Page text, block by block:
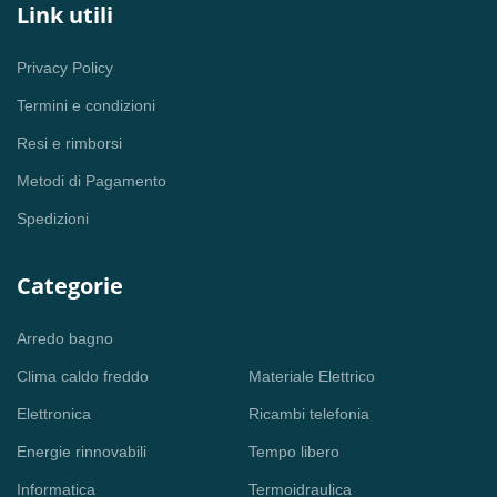
Link utili
Privacy Policy
Termini e condizioni
Resi e rimborsi
Metodi di Pagamento
Spedizioni
Categorie
Arredo bagno
Clima caldo freddo
Elettronica
Energie rinnovabili
Informatica
Materiale Elettrico
Ricambi telefonia
Tempo libero
Termoidraulica